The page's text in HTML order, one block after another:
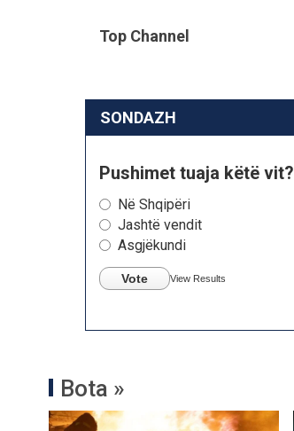
Top Channel
SONDAZH
Pushimet tuaja këtë vit?
Në Shqipëri
Jashtë vendit
Asgjëkundi
Vote View Results
Bota »